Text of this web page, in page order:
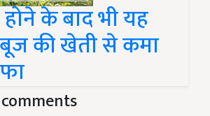
के बाद भी यह
की खेती से कमा